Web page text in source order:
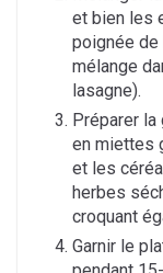
et bien les
poignée de
mélange
lasagne).
Préparer la
en miettes
et les
herbes
croquant
Garnir le